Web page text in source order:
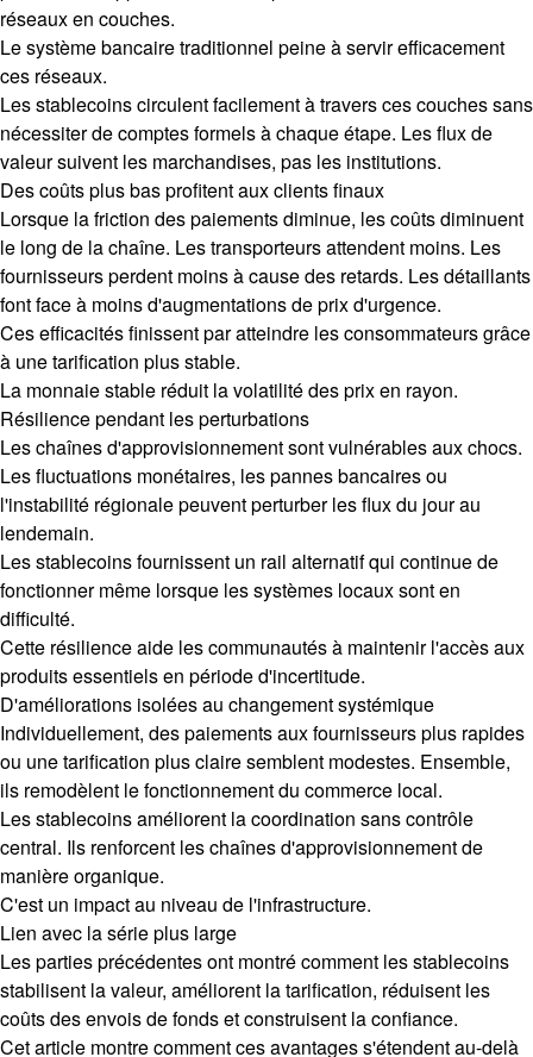
réseaux en couches.
Le système bancaire traditionnel peine à servir efficacement
ces réseaux.
Les stablecoins circulent facilement à travers ces couches sans
nécessiter de comptes formels à chaque étape. Les flux de
valeur suivent les marchandises, pas les institutions.
Des coûts plus bas profitent aux clients finaux
Lorsque la friction des paiements diminue, les coûts diminuent
le long de la chaîne. Les transporteurs attendent moins. Les
fournisseurs perdent moins à cause des retards. Les détaillants
font face à moins d'augmentations de prix d'urgence.
Ces efficacités finissent par atteindre les consommateurs grâce
à une tarification plus stable.
La monnaie stable réduit la volatilité des prix en rayon.
Résilience pendant les perturbations
Les chaînes d'approvisionnement sont vulnérables aux chocs.
Les fluctuations monétaires, les pannes bancaires ou
l'instabilité régionale peuvent perturber les flux du jour au
lendemain.
Les stablecoins fournissent un rail alternatif qui continue de
fonctionner même lorsque les systèmes locaux sont en
difficulté.
Cette résilience aide les communautés à maintenir l'accès aux
produits essentiels en période d'incertitude.
D'améliorations isolées au changement systémique
Individuellement, des paiements aux fournisseurs plus rapides
ou une tarification plus claire semblent modestes. Ensemble,
ils remodèlent le fonctionnement du commerce local.
Les stablecoins améliorent la coordination sans contrôle
central. Ils renforcent les chaînes d'approvisionnement de
manière organique.
C'est un impact au niveau de l'infrastructure.
Lien avec la série plus large
Les parties précédentes ont montré comment les stablecoins
stabilisent la valeur, améliorent la tarification, réduisent les
coûts des envois de fonds et construisent la confiance.
Cet article montre comment ces avantages s'étendent au-delà